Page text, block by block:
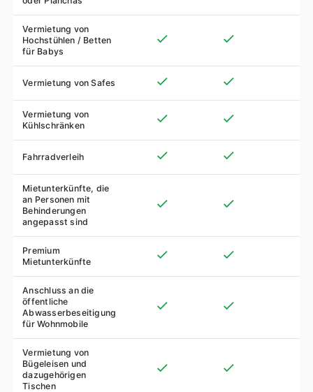
Vermietung von
Hochstühlen / Betten
für Babys
Vermietung von Safes
Vermietung von
Kühlschränken
Fahrradverleih
Mietunterkünfte, die
an Personen mit
Behinderungen
angepasst sind
Premium
Mietunterkünfte
Anschluss an die
öffentliche
Abwasserbeseitigung
für Wohnmobile
Vermietung von
Bügeleisen und
dazugehörigen
Tischen